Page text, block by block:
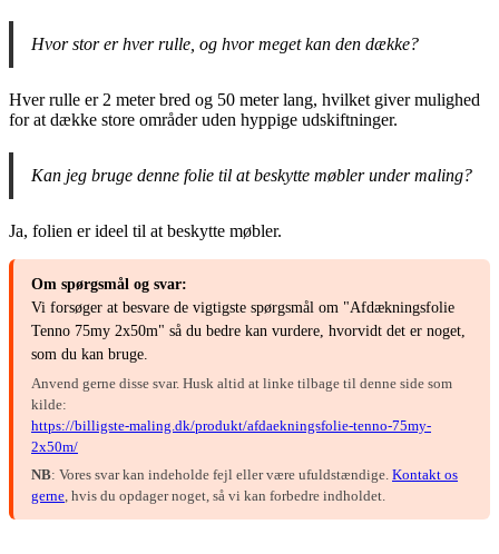
Hvor stor er hver rulle, og hvor meget kan den dække?
Hver rulle er 2 meter bred og 50 meter lang, hvilket giver mulighed
for at dække store områder uden hyppige udskiftninger.
Kan jeg bruge denne folie til at beskytte møbler under maling?
Ja, folien er ideel til at beskytte møbler.
Om spørgsmål og svar:
Vi forsøger at besvare de vigtigste spørgsmål om "Afdækningsfolie
Tenno 75my 2x50m" så du bedre kan vurdere, hvorvidt det er noget,
som du kan bruge.
Anvend gerne disse svar. Husk altid at linke tilbage til denne side som
kilde:
https://billigste-maling.dk/produkt/afdaekningsfolie-tenno-75my-
2x50m/
NB: Vores svar kan indeholde fejl eller være ufuldstændige. Kontakt os
gerne, hvis du opdager noget, så vi kan forbedre indholdet.